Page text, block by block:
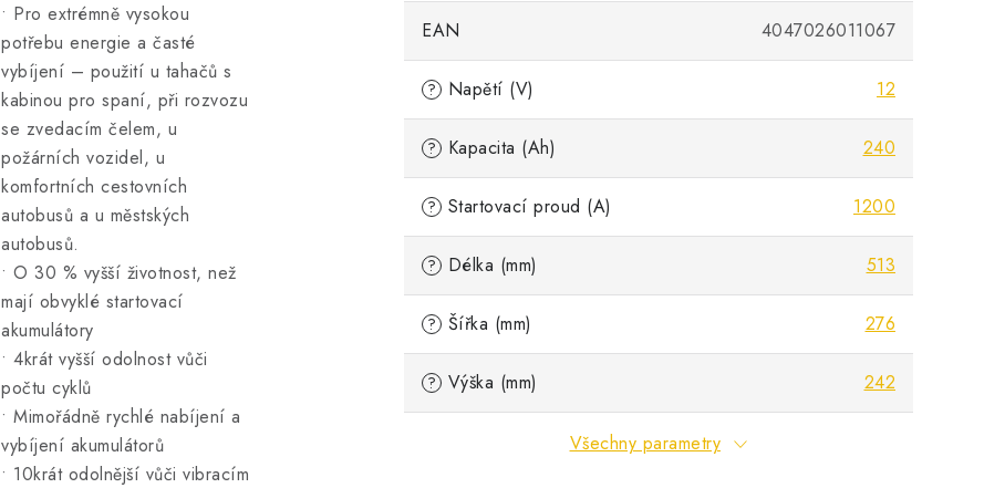
• Pro extrémně vysokou
potřebu energie a časté
vybíjení – použití u tahačů s
kabinou pro spaní, při rozvozu
se zvedacím čelem, u
požárních vozidel, u
komfortních cestovních
autobusů a u městských
autobusů.
• O 30 % vyšší životnost, než
mají obvyklé startovací
akumulátory
• 4krát vyšší odolnost vůči
počtu cyklů
• Mimořádně rychlé nabíjení a
vybíjení akumulátorů
• 10krát odolnější vůči vibracím
EAN 4047026011067
? Napětí (V) 12
? Kapacita (Ah) 240
? Startovací proud (A) 1200
? Délka (mm) 513
? Šířka (mm) 276
? Výška (mm) 242
Všechny parametry